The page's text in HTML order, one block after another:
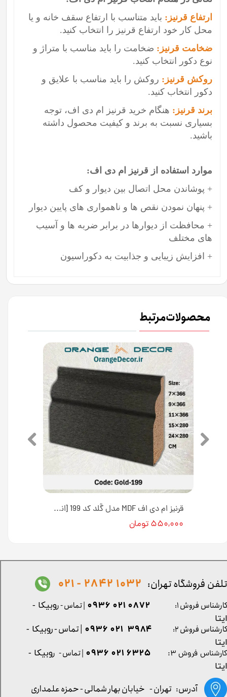
ارتفاع قرنیز: باید متناسب با ارتفاع سقف خانه و یا
محل کار خود ارتفاع قرنیز را انتخاب کنید.
ضخامت قرنیز: ضخامت را باید مناسب با متراژ و
نوع دکور انتخاب کنید.
روکش قرنیز: روکش را باید مناسب با علایق و
دکور انتخاب کنید.
برند قرنیز: هنگام خرید قرنیز ام دی اف، توجه
بسیاری نسبت به برند و کیفیت محصول داشته
باشید.
موارد استفاده از قرنیز ام دی اف:
+ پوشاندن محل اتصال بین دیوار و کف
+ پنهان نمودن نقص ها و ناهمواری های پایین دیوار
+ محافظت از دیوارها در برابر ضربه ها و آسیب
های مختلف
+ افزایش زیبایی و جذابیت به دکوراسیون
محصولات مرتبط
قرنیز ام دی اف MDF مدل گُلد کد 199 [انبار تهران]
۵۵۰,۰۰۰ تومان
کارشناس فروش ۳: ۶۳۲۵ ۰۲۱ ۰۹۳۶ | تماس - روبیکا -
ایتا
آدرس: تهران - خیابان بهار شمالی - حمزه علمداری
تلفن فروشگاه تهران: 1032 2842 - 021
کارشناس فروش ۱: 0872 021 0936 | تماس - روبیکا -
ایتا
کارشناس فروش ۲:
۳۹۸۴ ۰۲۱ ۰۹۳۶ | تماس - روبیکا -
ایتا